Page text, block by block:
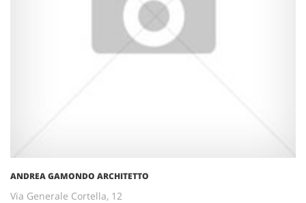
ANDREA GAMONDO ARCHITETTO
Via Generale Cortella, 12